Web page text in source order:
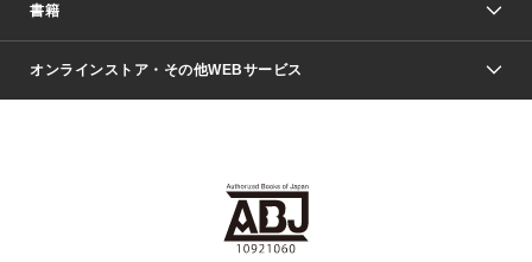
Vジャンプ
週刊ヤングジャンプ
少女マンガ
Seventeen
芸能・情報・スポーツ
書籍
文芸・文庫・総合
ライトノベル・ノベライズ
集英社Webマガジン Cobalt
オンラインストア・その他WEBサービス
SHUEISHA MANGA-ART HERITAGE